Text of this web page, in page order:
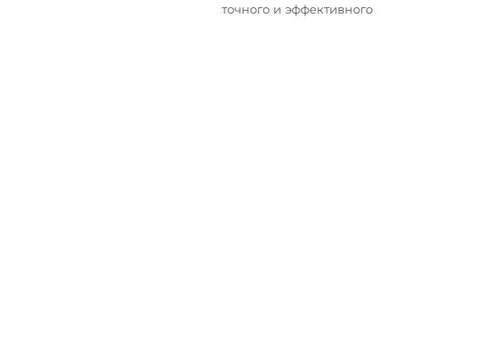
точного и эффективного